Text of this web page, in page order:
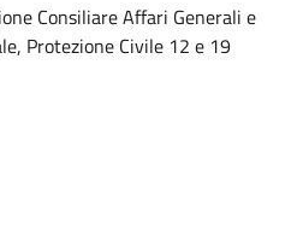
Consiliare Affari Generali e
Protezione Civile 12 e 19